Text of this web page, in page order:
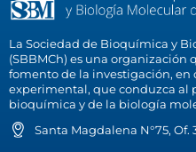
La Sociedad de Bioquímica y
(SBBMCh) es una
fomento de la investigación, en
experimental, que conduzca al
bioquímica y de la biología
Santa Magdalena N°75, Of.